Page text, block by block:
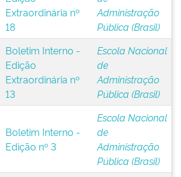
Extraordinária nº
18
Administração
Pública (Brasil)
Boletim Interno -
Edição
Extraordinária nº
13
Escola Nacional
de
Administração
Pública (Brasil)
Boletim Interno -
Edição nº 3
Escola Nacional
de
Administração
Pública (Brasil)